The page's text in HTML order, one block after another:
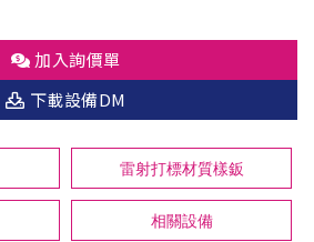
加入詢價單
下載設備DM
雷射打標材質樣鈑
相關設備